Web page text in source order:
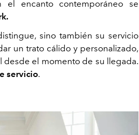
el encanto contemporáneo se
sino también su servicio
un trato cálido y personalizado,
el momento de su llegada.
servicio.